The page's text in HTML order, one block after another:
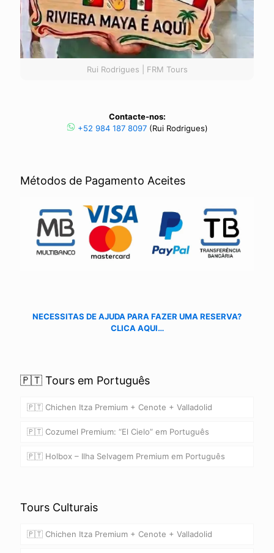
Rui Rodrigues | FRM Tours
Contacte-nos:
+52 984 187 8097(Rui Rodrigues)
Métodos de Pagamento Aceites
NECESSITAS DE AJUDA PARA FAZER UMA RESERVA?
CLICA AQUI…
🇵🇹 Tours em Português
🇵🇹 Chichen Itza Premium + Cenote + Valladolid
🇵🇹 Cozumel Premium: “El Cielo” em Português
🇵🇹 Holbox – Ilha Selvagem Premium em Português
Tours Culturais
🇵🇹 Chichen Itza Premium + Cenote + Valladolid